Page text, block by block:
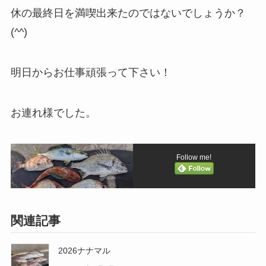
休の最終日を満喫出来たのではないでしょうか？
(^^)
明日からお仕事頑張って下さい！
お連れ様でした。
Follow me!
関連記事
2026ナナマル